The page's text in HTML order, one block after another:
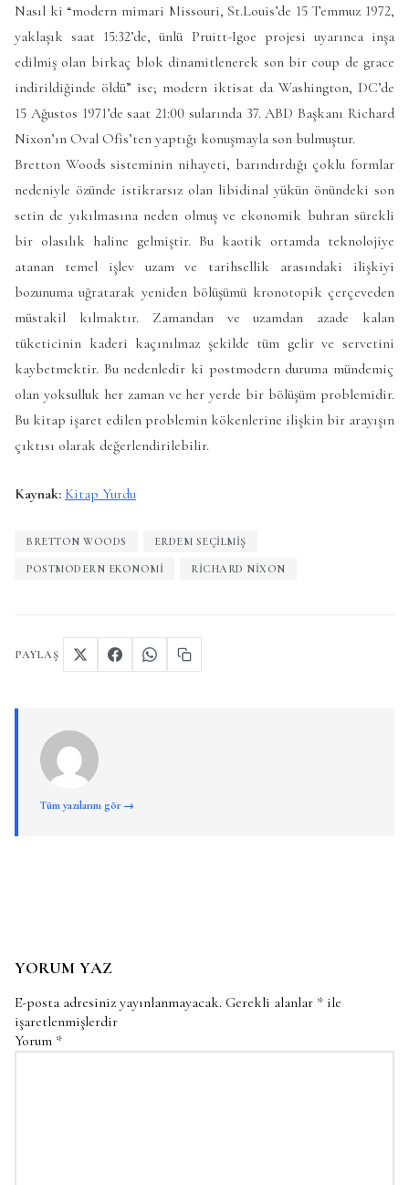
Nasıl ki “modern mimari Missouri, St.Louis’de 15 Temmuz 1972,
yaklaşık saat 15:32’de, ünlü Pruitt-Igoe projesi uyarınca inşa
edilmiş olan birkaç blok dinamitlenerek son bir coup de grace
indirildiğinde öldü” ise; modern iktisat da Washington, DC’de
15 Ağustos 1971’de saat 21:00 sularında 37. ABD Başkanı Richard
Nixon’ın Oval Ofis’ten yaptığı konuşmayla son bulmuştur.
Bretton Woods sisteminin nihayeti, barındırdığı çoklu formlar
nedeniyle özünde istikrarsız olan libidinal yükün önündeki son
setin de yıkılmasına neden olmuş ve ekonomik buhran sürekli
bir olasılık haline gelmiştir. Bu kaotik ortamda teknolojiye
atanan temel işlev uzam ve tarihsellik arasındaki ilişkiyi
bozunuma uğratarak yeniden bölüşümü kronotopik çerçeveden
müstakil kılmaktır. Zamandan ve uzamdan azade kalan
tüketicinin kaderi kaçınılmaz şekilde tüm gelir ve servetini
kaybetmektir. Bu nedenledir ki postmodern duruma mündemiç
olan yoksulluk her zaman ve her yerde bir bölüşüm problemidir.
Bu kitap işaret edilen problemin kökenlerine ilişkin bir arayışın
çıktısı olarak değerlendirilebilir.
Kaynak: Kitap Yurdu
BRETTON WOODS ERDEM SEÇILMIŞ
POSTMODERN EKONOMI RICHARD NIXON
PAYLAŞ
Tüm yazılarını gör →
YORUM YAZ
E-posta adresiniz yayınlanmayacak. Gerekli alanlar * ile
işaretlenmişlerdir
Yorum *